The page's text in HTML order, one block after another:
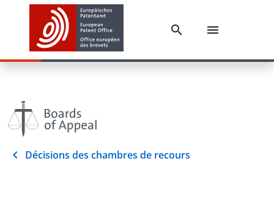
Décisions des chambres de recours